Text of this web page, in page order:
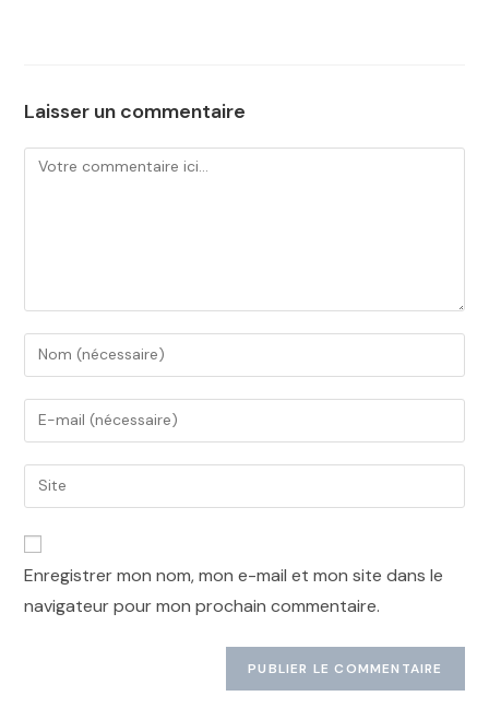
Laisser un commentaire
Enregistrer mon nom, mon e-mail et mon site dans le
navigateur pour mon prochain commentaire.